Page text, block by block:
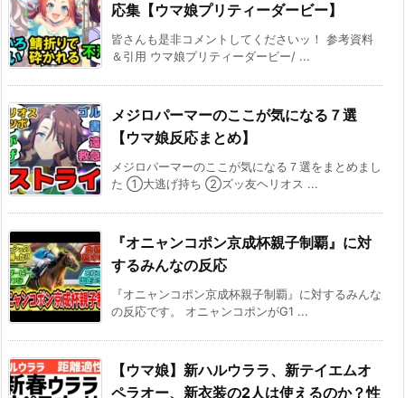
応集【ウマ娘プリティーダービー】
皆さんも是非コメントしてくださいッ！ 参考資料
＆引用 ウマ娘プリティーダービー/ ...
メジロパーマーのここが気になる７選
【ウマ娘反応まとめ】
メジロパーマーのここが気になる７選をまとめまし
た ①大逃げ持ち ②ズッ友ヘリオス ...
『オニャンコポン京成杯親子制覇』に対
するみんなの反応
『オニャンコポン京成杯親子制覇』に対するみんな
の反応です。 オニャンコポンがG1 ...
【ウマ娘】新ハルウララ、新テイエムオ
ペラオー、新衣装の2人は使えるのか？性